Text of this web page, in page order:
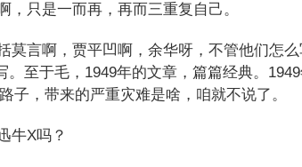
只是一而再，再而三重复自己。
言啊，贾平凹啊，余华呀，不管他们怎
。至于毛，1949年的文章，篇篇经典。
子，带来的严重灾难是啥，咱就不说了。
牛X吗？